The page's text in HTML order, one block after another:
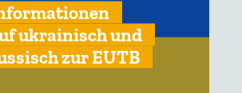
ukrainisch und
zur EUTB